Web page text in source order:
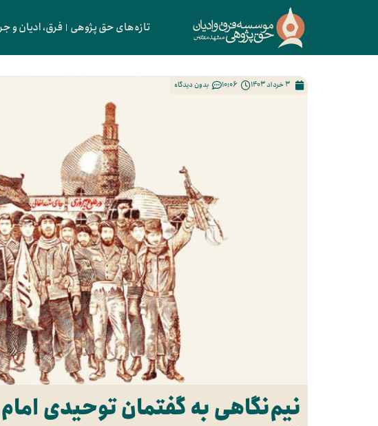
تازه‌های حق پژوهی فرق، ادیان و
3 خرداد 1403 10:06 بدون دیدگاه
نیم‌نگاهی به گفتمان توحیدی